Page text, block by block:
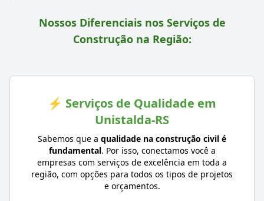
Nossos Diferenciais nos Serviços de
Construção na Região:
⚡ Serviços de Qualidade em
Unistalda-RS
Sabemos que a qualidade na construção civil é
fundamental. Por isso, conectamos você a
empresas com serviços de excelência em toda a
região, com opções para todos os tipos de projetos
e orçamentos.